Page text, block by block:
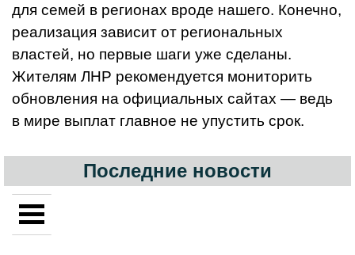
для семей в регионах вроде нашего. Конечно,
реализация зависит от региональных
властей, но первые шаги уже сделаны.
Жителям ЛНР рекомендуется мониторить
обновления на официальных сайтах — ведь
в мире выплат главное не упустить срок.
Последние новости